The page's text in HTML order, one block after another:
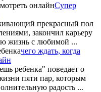
Супер
прекрасный пол
закончил карьеру
жизнь с любимой ...
чего ждать, когда
ребенка" поведает о
пяти пар, которым
радость ...